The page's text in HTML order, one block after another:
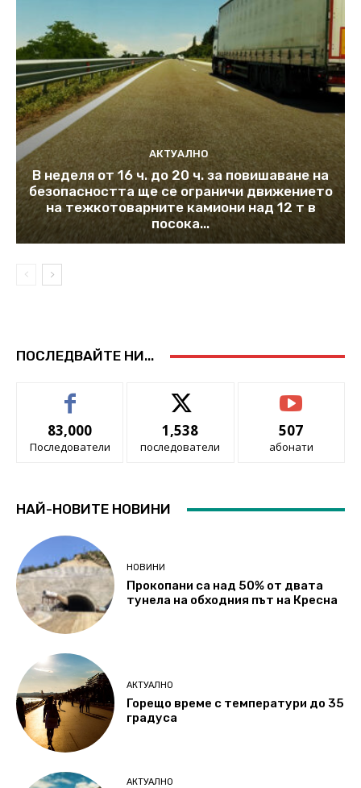
АКТУАЛНО
В неделя от 16 ч. до 20 ч. за повишаване на
безопасността ще се ограничи движението
на тежкотоварните камиони над 12 т в
посока...
ПОСЛЕДВАЙТЕ НИ...
83,000
Последователи
1,538
последователи
507
абонати
НАЙ-НОВИТЕ НОВИНИ
НОВИНИ
Прокопани са над 50% от двата
тунела на обходния път на Кресна
АКТУАЛНО
Горещо време с температури до 35
градуса
АКТУАЛНО